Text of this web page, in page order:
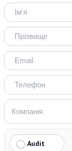
Audit